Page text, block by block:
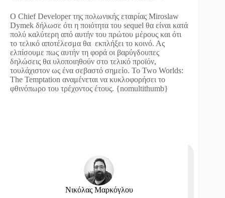
Ο Chief Developer της πολωνικής εταιρίας Miroslaw
Dymek δήλωσε ότι η ποιότητα του sequel θα είναι κατά
πολύ καλύτερη από αυτήν του πρώτου μέρους και ότι
το τελικό αποτέλεσμα θα εκπλήξει το κοινό. Ας
ελπίσουμε πως αυτήν τη φορά οι βαρύγδουπες
δηλώσεις θα υλοποιηθούν στο τελικό προϊόν,
τουλάχιστον ως ένα σεβαστό σημείο. Το Two Worlds:
The Temptation αναμένεται να κυκλοφορήσει το
φθινόπωρο του τρέχοντος έτους. {nomultithumb}
Νικόλας Μαρκόγλου